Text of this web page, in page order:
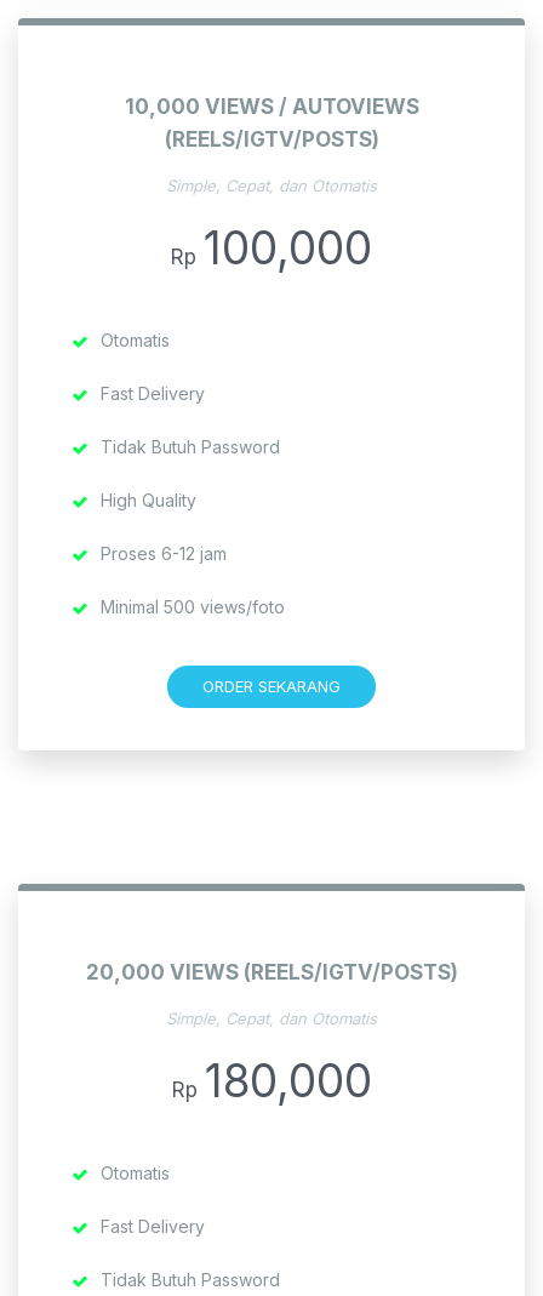
10,000 VIEWS / AUTOVIEWS
(REELS/IGTV/POSTS)
Simple, Cepat, dan Otomatis
Rp 100,000
Otomatis
Fast Delivery
Tidak Butuh Password
High Quality
Proses 6-12 jam
Minimal 500 views/foto
ORDER SEKARANG
20,000 VIEWS (REELS/IGTV/POSTS)
Simple, Cepat, dan Otomatis
Rp 180,000
Otomatis
Fast Delivery
Tidak Butuh Password